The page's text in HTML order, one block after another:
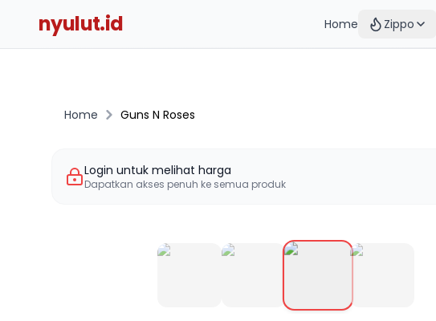
nyulut.id Home Zippo
Home Guns N Roses
Login untuk melihat harga
Dapatkan akses penuh ke semua produk